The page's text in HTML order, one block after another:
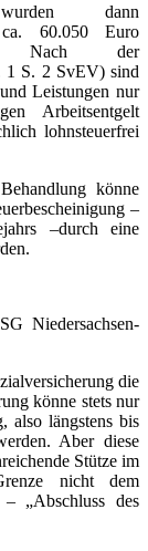
dann
ca. 60.050 Euro
Nach der
1 S. 2 SvEV) sind
Leistungen nur
Arbeitsentgelt
lohnsteuerfrei
könne
–
–durch eine
Niedersachsen-
die
könne stets nur
also längstens bis
Aber diese
Stütze im
nicht dem
„Abschluss des